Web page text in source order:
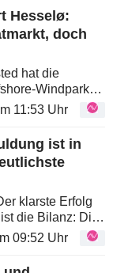
Hesselø:
doch
Windpark
sicherte sich
Wind-
wenn das...
11:53 Uhr
ist in
klarste Erfolg
die Bilanz: Die
dem
09:52 Uhr